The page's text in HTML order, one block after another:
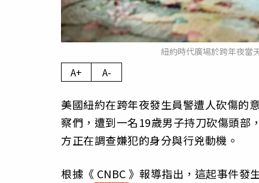
紐約時代廣場於跨年夜當
A+ A-
美國紐約在跨年夜發生員警遭人砍傷的
察們，遭到一名19歲男子持刀砍傷頭部
方正在調查嫌犯的身分與行兇動機。
根據《 CNBC》報導指出，這起事件發